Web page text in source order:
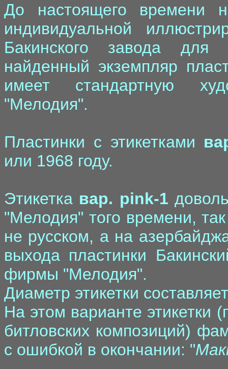
До настоящего времени
индивидуальной
Бакинского завода для
найденный экземпляр
имеет стандартную
"Мелодия".
Пластинки с этикетками
или 1968 году.
Этикетка вар. pink-1
"Мелодия" того времени,
не русском, а на
выхода пластинки
фирмы "Мелодия".
Диаметр этикетки
На этом варианте этикетки
битловских композиций)
с ошибкой в окончании: "